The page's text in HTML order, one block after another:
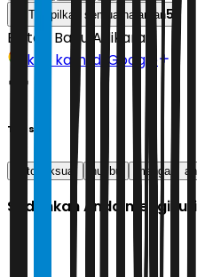
Tampilkan semua halaman5
Editor: Banu Adikara
Ikuti kami di Google
Tags
fictoseksual husbu manga
Sudahkah Anda